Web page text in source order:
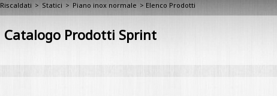
Riscaldati > Statici > Piano inox normale > Elenco Prodotti
Catalogo Prodotti Sprint